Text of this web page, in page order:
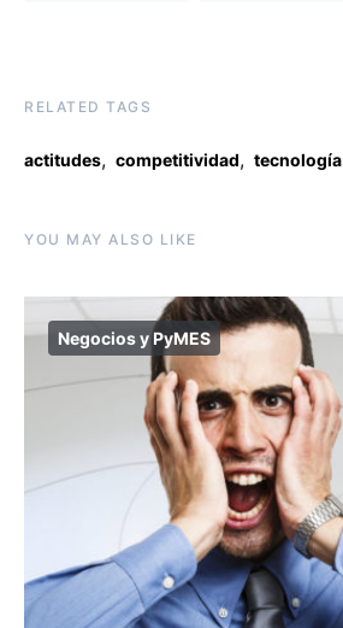
RELATED TAGS
actitudes, competitividad, tecnología
YOU MAY ALSO LIKE
Negocios y PyMES